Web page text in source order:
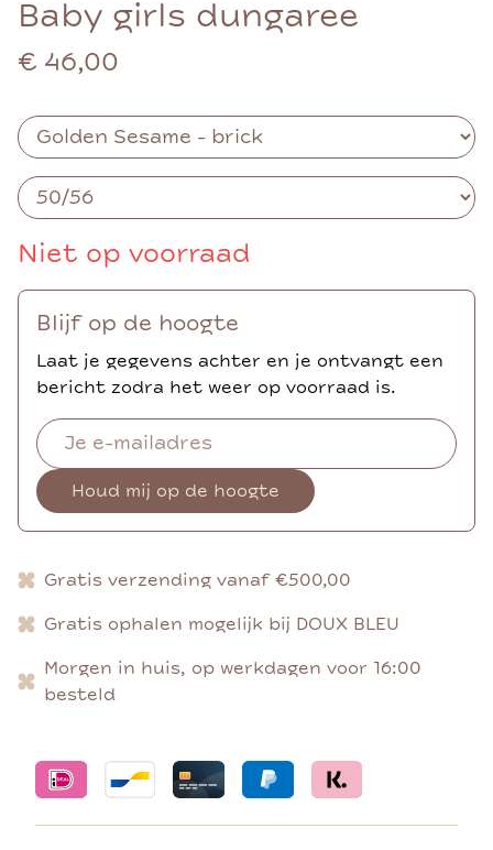
Baby girls dungaree
€ 46,00
Niet op voorraad
Blijf op de hoogte
Laat je gegevens achter en je ontvangt een
bericht zodra het weer op voorraad is.
Houd mij op de hoogte
Gratis verzending vanaf €500,00
Gratis ophalen mogelijk bij DOUX BLEU
Morgen in huis, op werkdagen voor 16:00
besteld